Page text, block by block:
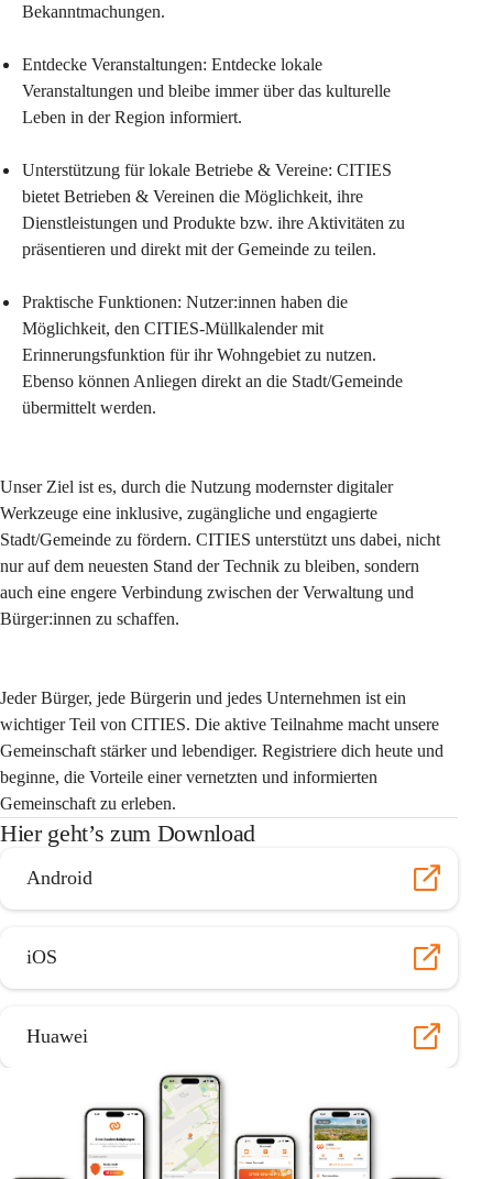
Bekanntmachungen.
Entdecke Veranstaltungen: Entdecke lokale
Veranstaltungen und bleibe immer über das kulturelle
Leben in der Region informiert.
Unterstützung für lokale Betriebe & Vereine: CITIES
bietet Betrieben & Vereinen die Möglichkeit, ihre
Dienstleistungen und Produkte bzw. ihre Aktivitäten zu
präsentieren und direkt mit der Gemeinde zu teilen.
Praktische Funktionen: Nutzer:innen haben die
Möglichkeit, den CITIES-Müllkalender mit
Erinnerungsfunktion für ihr Wohngebiet zu nutzen.
Ebenso können Anliegen direkt an die Stadt/Gemeinde
übermittelt werden.
Unser Ziel ist es, durch die Nutzung modernster digitaler
Werkzeuge eine inklusive, zugängliche und engagierte
Stadt/Gemeinde zu fördern. CITIES unterstützt uns dabei, nicht
nur auf dem neuesten Stand der Technik zu bleiben, sondern
auch eine engere Verbindung zwischen der Verwaltung und
Bürger:innen zu schaffen.
Jeder Bürger, jede Bürgerin und jedes Unternehmen ist ein
wichtiger Teil von CITIES. Die aktive Teilnahme macht unsere
Gemeinschaft stärker und lebendiger. Registriere dich heute und
beginne, die Vorteile einer vernetzten und informierten
Gemeinschaft zu erleben.
Hier geht’s zum Download
Android
iOS
Huawei